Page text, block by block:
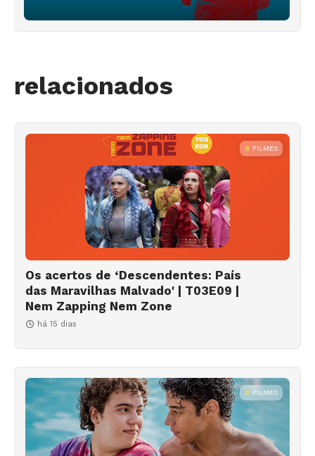
relacionados
FILMES
Os acertos de ‘Descendentes: País
das Maravilhas Malvado' | T03E09 |
Nem Zapping Nem Zone
há 15 dias
FILMES